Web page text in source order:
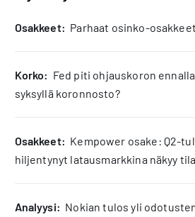
osakkeet: Parhaat osinko-
korko: Fed piti ohjauskoron
syksyllä koronnosto?
osakkeet: Kempower osake: Q2-
hiljentynyt latausmarkkina näkyy
analyysi: Nokian tulos yli